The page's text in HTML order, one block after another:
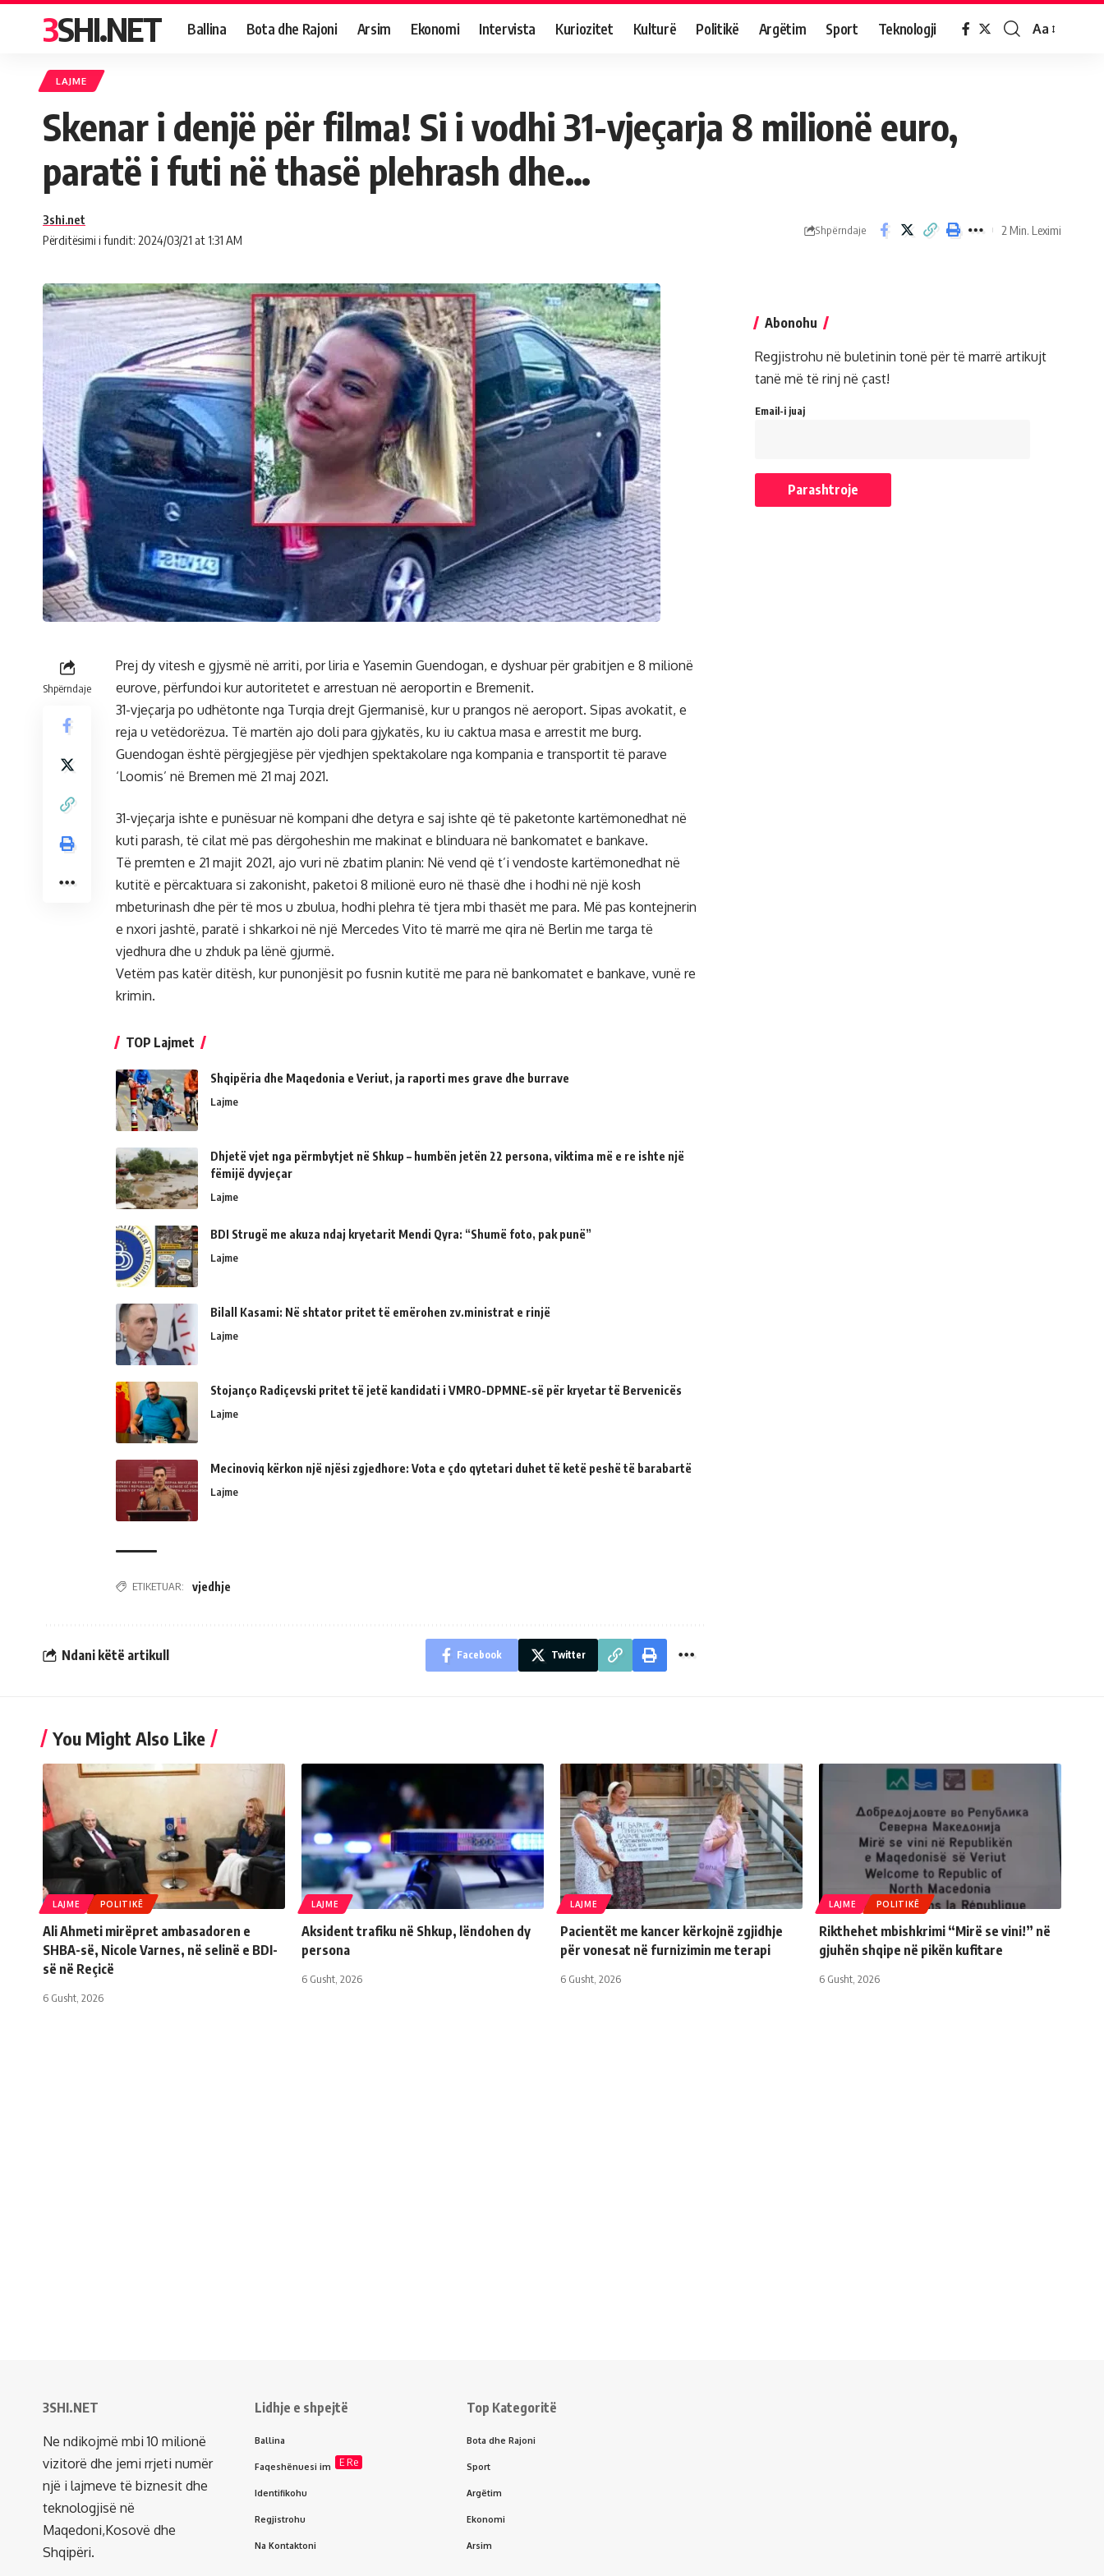
3SHI.NET Ballina Bota dhe Rajoni Arsim Ekonomi Intervista Kuriozitet Kulturë Politikë Argëtim Sport Teknologji Aa
LAJME
Skenar i denjë për filma! Si i vodhi 31-vjeçarja 8 milionë euro,
paratë i futi në thasë plehrash dhe…
Përditësimi i fundit: 2024/03/21 at 1:31 AM
3shi.net
Shpërndaje 2 Min. Leximi
Shpërndaje
Prej dy vitesh e gjysmë në arriti, por liria e Yasemin Guendogan, e dyshuar për grabitjen e 8 milionë
eurove, përfundoi kur autoritetet e arrestuan në aeroportin e Bremenit.
31-vjeçarja po udhëtonte nga Turqia drejt Gjermanisë, kur u prangos në aeroport. Sipas avokatit, e
reja u vetëdorëzua. Të martën ajo doli para gjykatës, ku iu caktua masa e arrestit me burg.
Guendogan është përgjegjëse për vjedhjen spektakolare nga kompania e transportit të parave
‘Loomis’ në Bremen më 21 maj 2021.
31-vjeçarja ishte e punësuar në kompani dhe detyra e saj ishte që të paketonte kartëmonedhat në
kuti parash, të cilat më pas dërgoheshin me makinat e blinduara në bankomatet e bankave.
Të premten e 21 majit 2021, ajo vuri në zbatim planin: Në vend që t’i vendoste kartëmonedhat në
kutitë e përcaktuara si zakonisht, paketoi 8 milionë euro në thasë dhe i hodhi në një kosh
mbeturinash dhe për të mos u zbulua, hodhi plehra të tjera mbi thasët me para. Më pas kontejnerin
e nxori jashtë, paratë i shkarkoi në një Mercedes Vito të marrë me qira në Berlin me targa të
vjedhura dhe u zhduk pa lënë gjurmë.
Vetëm pas katër ditësh, kur punonjësit po fusnin kutitë me para në bankomatet e bankave, vunë re
krimin.
TOP Lajmet
Shqipëria dhe Maqedonia e Veriut, ja raporti mes grave dhe burrave
Lajme
Dhjetë vjet nga përmbytjet në Shkup – humbën jetën 22 persona, viktima më e re ishte një
fëmijë dyvjeçar
Lajme
BDI Strugë me akuza ndaj kryetarit Mendi Qyra: “Shumë foto, pak punë”
Lajme
Bilall Kasami: Në shtator pritet të emërohen zv.ministrat e rinjë
Lajme
Stojanço Radiçevski pritet të jetë kandidati i VMRO-DPMNE-së për kryetar të Bervenicës
Lajme
Mecinoviq kërkon një njësi zgjedhore: Vota e çdo qytetari duhet të ketë peshë të barabartë
Lajme
ETIKETUAR: vjedhje
Ndani këtë artikull Facebook Twitter
Abonohu
Regjistrohu në buletinin tonë për të marrë artikujt
tanë më të rinj në çast!
Email-i juaj
You Might Also Like
LAJME POLITIKË
Ali Ahmeti mirëpret ambasadoren e
SHBA-së, Nicole Varnes, në selinë e BDI-
së në Reçicë
6 Gusht, 2026
LAJME
Aksident trafiku në Shkup, lëndohen dy
persona
6 Gusht, 2026
LAJME
Pacientët me kancer kërkojnë zgjidhje
për vonesat në furnizimin me terapi
6 Gusht, 2026
LAJME POLITIKË
Rikthehet mbishkrimi “Mirë se vini!” në
gjuhën shqipe në pikën kufitare
6 Gusht, 2026
3SHI.NET
Ne ndikojmë mbi 10 milionë
vizitorë dhe jemi rrjeti numër
një i lajmeve të biznesit dhe
teknologjisë në
Maqedoni,Kosovë dhe
Shqipëri.
Lidhje e shpejtë
Ballina
Faqeshënuesi im E Re
Identifikohu
Regjistrohu
Na Kontaktoni
Top Kategoritë
Bota dhe Rajoni
Sport
Argëtim
Ekonomi
Arsim